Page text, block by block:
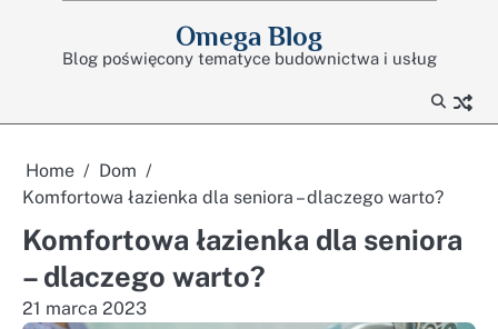
Omega Blog
Blog poświęcony tematyce budownictwa i usług
Home
Dom
Komfortowa łazienka dla seniora – dlaczego warto?
Komfortowa łazienka dla seniora
– dlaczego warto?
21 marca 2023